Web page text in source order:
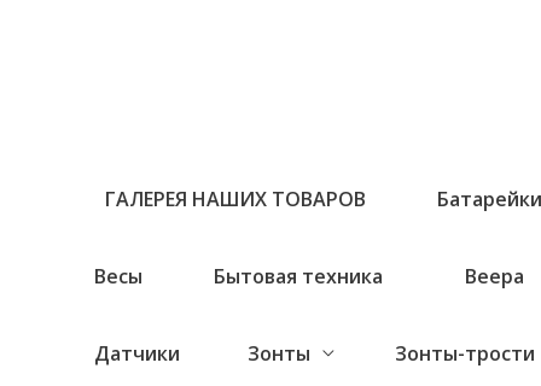
ГАЛЕРЕЯ НАШИХ ТОВАРОВ Батарейки
Весы Бытовая техника Веера
Датчики Зонты Зонты-трости